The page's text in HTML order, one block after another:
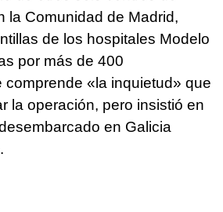
la Comunidad de Madrid,
de los hospitales Modelo
por más de 400
comprende «la inquietud» que
la operación, pero insistió en
en Galicia